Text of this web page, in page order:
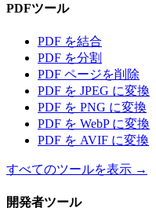
PDFツール
PDF を結合
PDF を分割
PDF ページを削除
PDF を JPEG に変換
PDF を PNG に変換
PDF を WebP に変換
PDF を AVIF に変換
すべてのツールを表示 →
開発者ツール